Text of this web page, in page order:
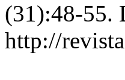
(31):48-55.
http://